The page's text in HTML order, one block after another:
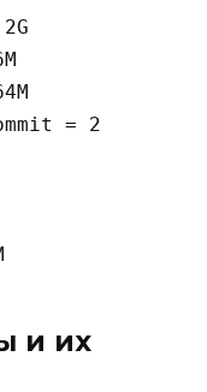
= 2
и их